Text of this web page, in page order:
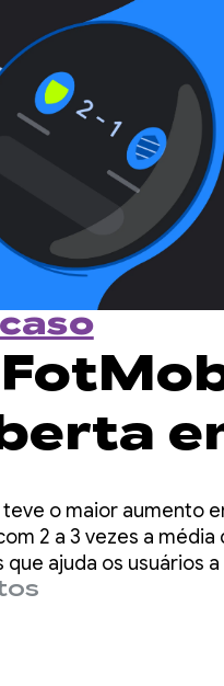
o maior aumento
2 a 3 vezes a
ajuda os usuários